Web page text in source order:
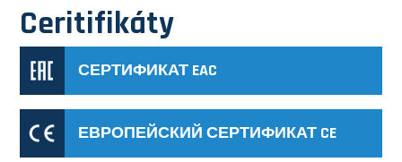
Ceritifikáty
СЕРТИФИКАТ EAC
ЕВРОПЕЙСКИЙ СЕРТИФИКАТ CE